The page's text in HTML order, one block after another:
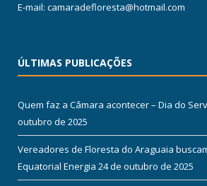
E-mail: camaradefloresta@hotmail.com
ÚLTIMAS PUBLICAÇÕES
Quem faz a Câmara acontecer – Dia do
outubro de 2025
Vereadores de Floresta do Araguaia
Equatorial Energia 24 de outubro de 2025